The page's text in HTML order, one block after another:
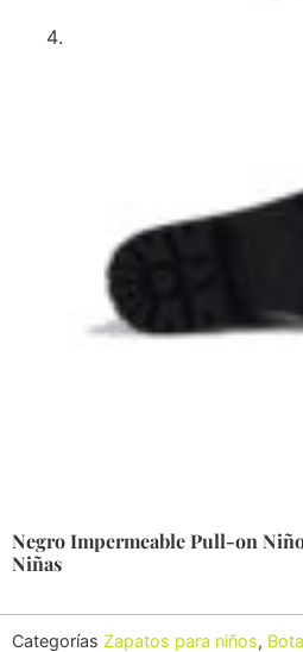
Negro Impermeable Pull-on
Niñas
Categorías Zapatos para niños,